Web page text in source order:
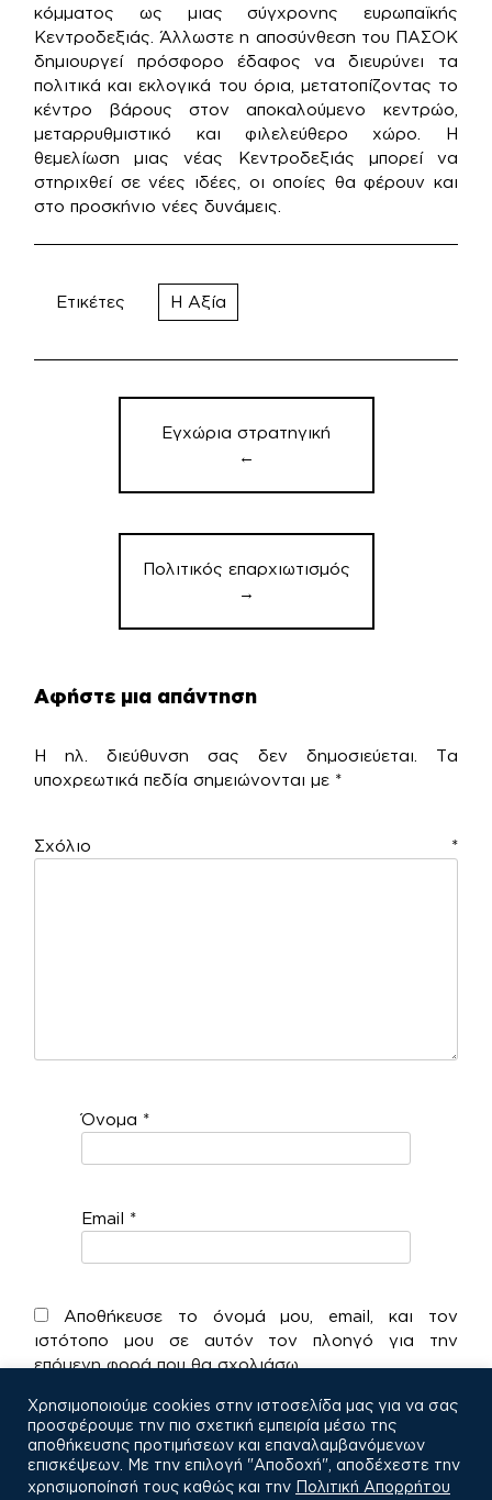
κόμματος ως μιας σύγχρονης ευρωπαϊκής
Κεντροδεξιάς. Άλλωστε η αποσύνθεση του ΠΑΣΟΚ
δημιουργεί πρόσφορο έδαφος να διευρύνει τα
πολιτικά και εκλογικά του όρια, μετατοπίζοντας το
κέντρο βάρους στον αποκαλούμενο κεντρώο,
μεταρρυθμιστικό και φιλελεύθερο χώρο. Η
θεμελίωση μιας νέας Κεντροδεξιάς μπορεί να
στηριχθεί σε νέες ιδέες, οι οποίες θα φέρουν και
στο προσκήνιο νέες δυνάμεις.
Ετικέτες Η Αξία
Πλοήγηση
άρθρωνΕγχώρια στρατηγική
←
Πολιτικός επαρχιωτισμός
→
Αφήστε μια απάντηση
Η ηλ. διεύθυνση σας δεν δημοσιεύεται.
Τα
υποχρεωτικά πεδία σημειώνονται με *
Σχόλιο *
Όνομα *
Email *
Αποθήκευσε το όνομά μου, email, και τον
ιστότοπο μου σε αυτόν τον πλοηγό για την
επόμενη φορά που θα σχολιάσω.
Χρησιμοποιούμε cookies στην ιστοσελίδα μας για να σας
προσφέρουμε την πιο σχετική εμπειρία μέσω της
αποθήκευσης προτιμήσεων και επαναλαμβανόμενων
επισκέψεων. Με την επιλογή "Αποδοχή", αποδέχεστε την
χρησιμοποίησή τους καθώς και την Πολιτική Απορρήτου